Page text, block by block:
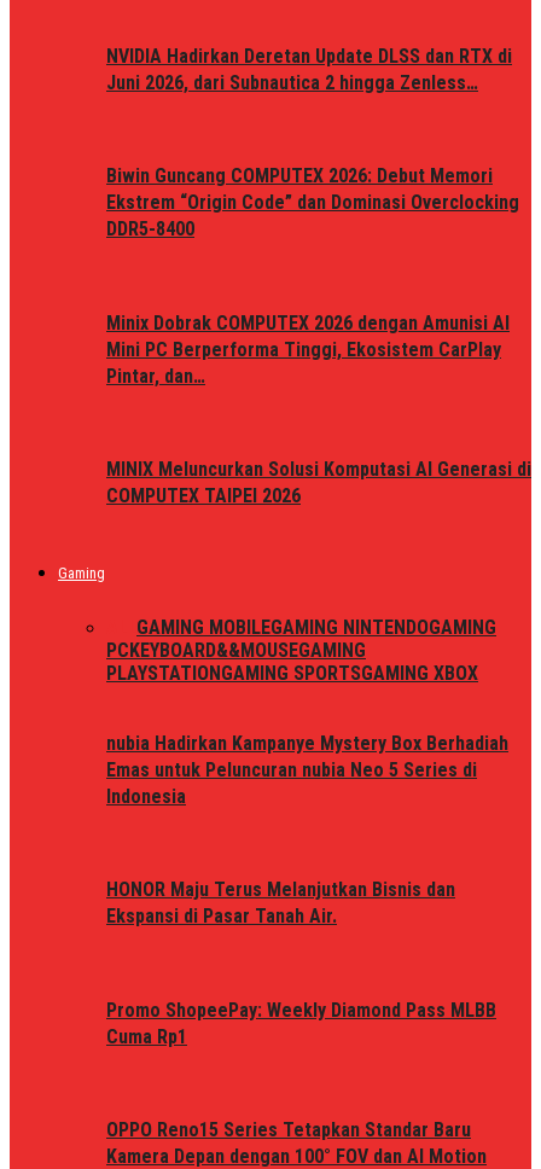
NVIDIA Hadirkan Deretan Update DLSS dan RTX di
Juni 2026, dari Subnautica 2 hingga Zenless…
Biwin Guncang COMPUTEX 2026: Debut Memori
Ekstrem “Origin Code” dan Dominasi Overclocking
DDR5-8400
Minix Dobrak COMPUTEX 2026 dengan Amunisi AI
Mini PC Berperforma Tinggi, Ekosistem CarPlay
Pintar, dan…
MINIX Meluncurkan Solusi Komputasi AI Generasi di
COMPUTEX TAIPEI 2026
Gaming
GAMING MOBILEGAMING NINTENDOGAMING
PCKEYBOARD&&MOUSEGAMING
PLAYSTATIONGAMING SPORTSGAMING XBOX
nubia Hadirkan Kampanye Mystery Box Berhadiah
Emas untuk Peluncuran nubia Neo 5 Series di
Indonesia
HONOR Maju Terus Melanjutkan Bisnis dan
Ekspansi di Pasar Tanah Air.
Promo ShopeePay: Weekly Diamond Pass MLBB
Cuma Rp1
OPPO Reno15 Series Tetapkan Standar Baru
Kamera Depan dengan 100° FOV dan AI Motion